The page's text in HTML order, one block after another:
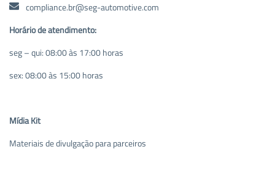
compliance.br@seg-automotive.com
Horário de atendimento:
seg – qui: 08:00 às 17:00 horas
sex: 08:00 às 15:00 horas
Mídia Kit
Materiais de divulgação para parceiros